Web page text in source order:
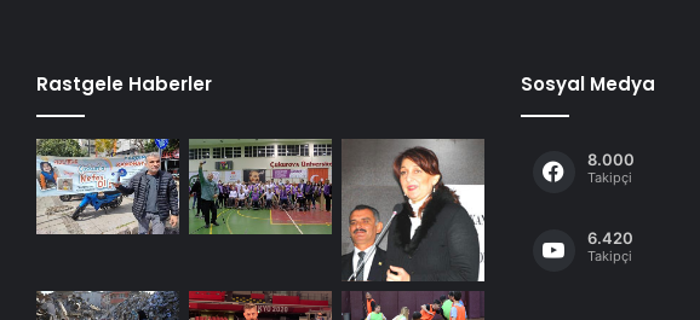
Rastgele Haberler Sosyal Medya
8.000
Takipçi
6.420
Takipçi